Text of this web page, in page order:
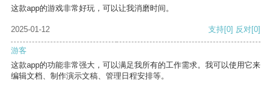
这款app的游戏非常好玩，可以让我消磨时间。
2025-01-12 支持[0] 反对[0]
游客
这款app的功能非常强大，可以满足我所有的工作需求。我可以使用它来
编辑文档、制作演示文稿、管理日程安排等。